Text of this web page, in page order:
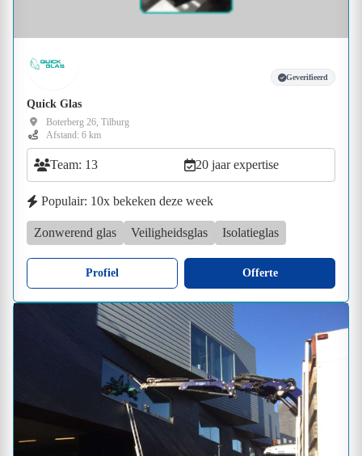
Geverifieerd
Quick Glas
Boterberg 26, Tilburg
Afstand: 6 km
Team: 13 20 jaar expertise
Populair: 10x bekeken deze week
Zonwerend glas Veiligheidsglas Isolatieglas
Profiel Offerte